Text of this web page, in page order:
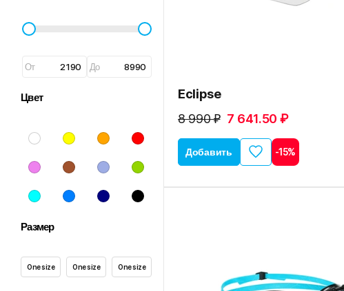
От До
Цвет
Размер
One size One size One size
Eclipse
8 990 ₽ 7 641.50 ₽
Добавить -15%